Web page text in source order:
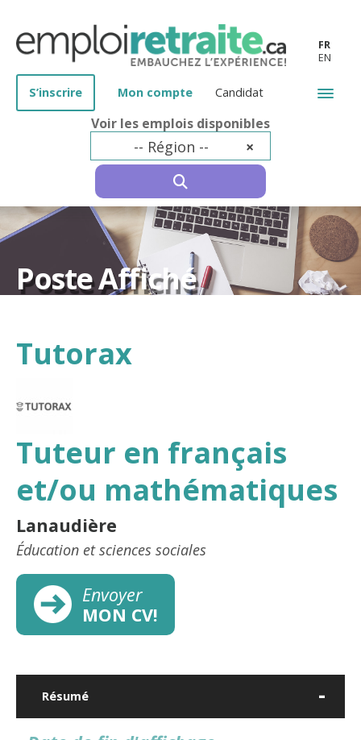
Voir les emplois disponibles
×
-- Région --
FR
EN
S’inscrire Mon compte Candidat
Poste Affiché
Tutorax
Tuteur en français
et/ou mathématiques
Lanaudière
Éducation et sciences sociales
Envoyer
MON CV!
Résumé